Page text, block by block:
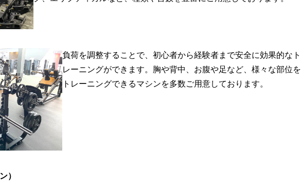
負荷を調整することで、初心者から経験者まで安全に効果的なト
レーニングができます。胸や背中、お腹や足など、様々な部位を
トレーニングできるマシンを多数ご用意しております。
）